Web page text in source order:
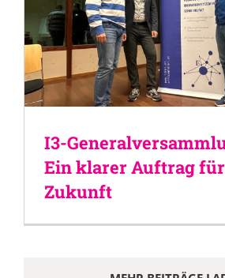
I3-
Ein klarer Auftrag
Zukunft